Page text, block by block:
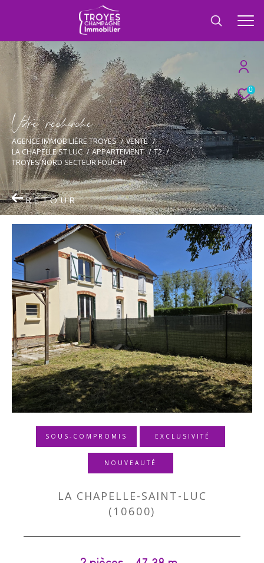
0
Vore recece
AGENCE IMMOBILIÈRE TROYES
VENTE
LA CHAPELLE ST LUC
APPARTEMENT
T2
TROYES NORD SECTEUR FOUCHY
RETOUR
SOUS-COMPROMIS EXCLUSIVITÉ
NOUVEAUTÉ
LA CHAPELLE-SAINT-LUC
(10600)